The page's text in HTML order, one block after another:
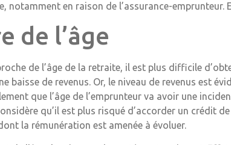
notamment en raison de l’assurance-emprunteur.
de l’âge
de l’âge de la retraite, il est plus difficile
baisse de revenus. Or, le niveau de revenus est
que l’âge de l’emprunteur va avoir une
qu’il est plus risqué d’accorder un crédit
la rémunération est amenée à évoluer.